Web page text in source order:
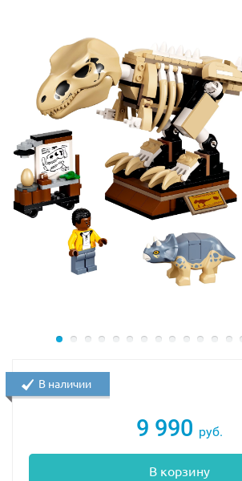
9 990 руб.
В корзину
В наличии